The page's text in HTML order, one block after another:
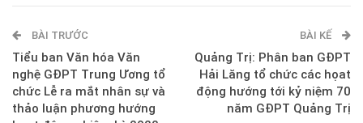
E-mail
BÀI TRƯỚC
Tiểu ban Văn hóa Văn
nghệ GĐPT Trung Ương tổ
chức Lễ ra mắt nhân sự và
thảo luận phương hướng
BÀI KẾ
Quảng Trị: Phân ban GĐPT
Hải Lăng tổ chức các họat
động hướng tới kỷ niệm 70
năm GĐPT Quảng Trị